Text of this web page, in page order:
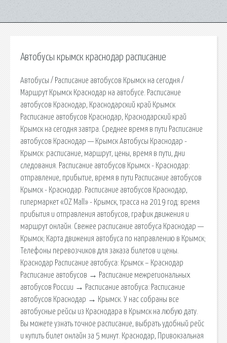
Автобусы крымск краснодар расписание
Автобусы / Расписание автобусов Крымск на сегодня /
Маршрут Крымск Краснодар на автобусе. Расписание
автобусов Краснодар, Краснодарский край Крымск
Расписание автобусов Краснодар, Краснодарский край
Крымск на сегодня завтра. Среднее время в пути Расписание
автобусов Краснодар — Крымск Автобусы Краснодар -
Крымск: расписание, маршрут, цены, время в пути, дни
следования. Расписание автобусов Крымск - Краснодар:
отправление, прибытие, время в пути Расписание автобусов
Крымск - Краснодар. Расписание автобусов Краснодар,
гипермаркет «OZ Mall» - Крымск, трасса на 2019 год: время
прибытия и отправления автобусов, график движения и
маршрут онлайн. Свежее расписание автобуса Краснодар —
Крымск; Карта движения автобуса по направлению в Крымск;
Телефоны перевозчиков для заказа билетов и цены.
Краснодар Расписание автобуса: Крымск – Краснодар
Расписание автобусов → Расписание межрегиональных
автобусов России → Расписание автобуса: Расписание
автобусов Краснодар → Крымск. У нас собраны все
автобусные рейсы из Краснодара в Крымск на любую дату.
Вы можете узнать точное расписание, выбрать удобный рейс
и купить билет онлайн за 5 минут. Краснодар, Привокзальная